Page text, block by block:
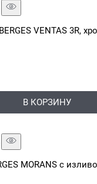
VENTAS 3R,
В КОРЗИНУ
MORANS с